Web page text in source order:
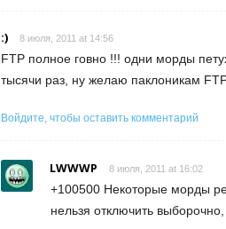
:) 8 июля, 2011 at 14:56
FTP полное говно !!! одни морды
тысячи раз, ну желаю паклоникам
Войдите, чтобы оставить комментарий
LWWWP 8 июля, 2011 at 16:02
+100500 Некоторые морды
нельзя отключить выборочно,